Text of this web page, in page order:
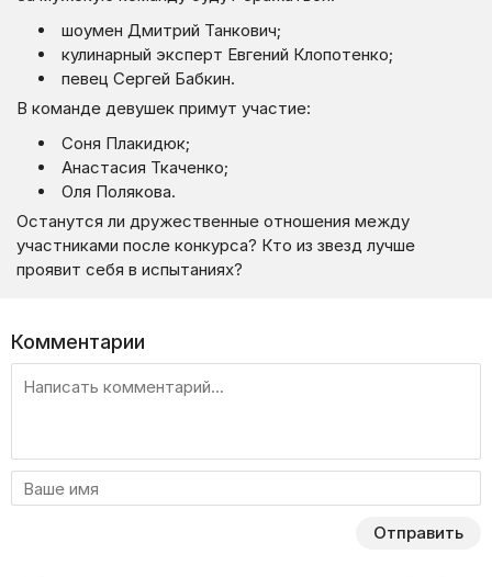
шоумен Дмитрий Танкович;
кулинарный эксперт Евгений Клопотенко;
певец Сергей Бабкин.
В команде девушек примут участие:
Соня Плакидюк;
Анастасия Ткаченко;
Оля Полякова.
Останутся ли дружественные отношения между
участниками после конкурса? Кто из звезд лучше
проявит себя в испытаниях?
Комментарии
Отправить